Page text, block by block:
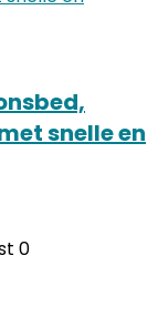
snelle en
0